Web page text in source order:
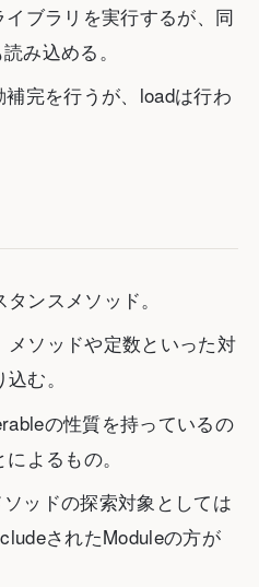
ブラリを実行するが、同
み込める。
完を行うが、loadは行わ
ンスメソッド。
メソッドや定数といった対
む。
の性質を持っているの
よるもの。
ッドの探索対象としては
されたModuleの方が